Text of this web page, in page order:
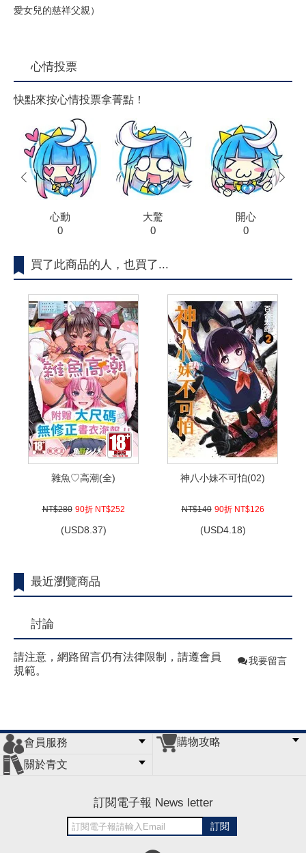
愛女兒的慈祥父親）
心情投票
快點來按心情投票拿菁點！
心動
0
大驚
0
開心
0
prev next
買了此商品的人，也買了...
雜魚♡高潮(全)
NT$280 90折 NT$252
(USD8.37)
神八小妹不可怕(02)
NT$140 90折 NT$126
(USD4.18)
最近瀏覽商品
討論
請注意，網路留言仍有法律限制，請遵會員
規範。
我要留言
會員服務
會員辦法
客服信箱
隱私條款
網站導覽
購物攻略
關於青文
訂閱電子報 News letter
訂閱